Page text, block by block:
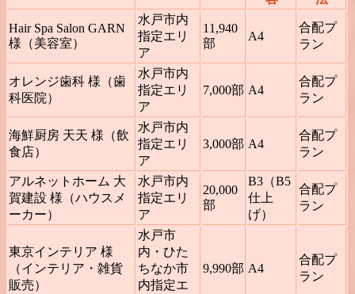
Hair Spa Salon GARN
様（美容室）
水戸市内
指定エリ
ア
11,940
部
A4
合配プ
ラン
オレンジ歯科 様（歯
科医院）
水戸市内
指定エリ
ア
7,000部 A4
合配プ
ラン
海鮮厨房 天天 様（飲
食店）
水戸市内
指定エリ
ア
3,000部 A4
合配プ
ラン
アルネットホーム 大
賀建設 様（ハウスメ
ーカー）
水戸市内
指定エリ
ア
20,000
部
B3（B5
仕上
げ）
合配プ
ラン
東京インテリア 様
（インテリア・雑貨
販売）
水戸市
内・ひた
ちなか市
内指定エ
9,990部 A4
合配プ
ラン